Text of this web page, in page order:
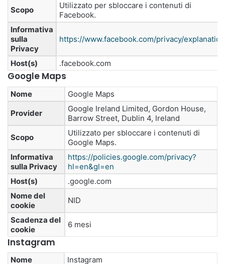
Scopo
Utilizzato per sbloccare i contenuti di
Facebook.
Informativa
sulla
Privacy
https://www.facebook.com/privacy/explanation
Host(s) .facebook.com
Google Maps
Nome
Google Maps
Provider
Google Ireland Limited, Gordon House,
Barrow Street, Dublin 4, Ireland
Scopo
Utilizzato per sbloccare i contenuti di
Google Maps.
Informativa
sulla Privacy
https://policies.google.com/privacy?
hl=en&gl=en
Host(s)
.google.com
Nome del
cookie
NID
Scadenza del
cookie
6 mesi
Instagram
Nome
Instagram